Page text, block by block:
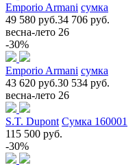
Emporio Armani сумка
49 580 руб.34 706 руб.
весна-лето 26
-30%
Emporio Armani сумка
43 620 руб.30 534 руб.
весна-лето 26
S.T. Dupont Сумка 160001
115 500 руб.
-30%